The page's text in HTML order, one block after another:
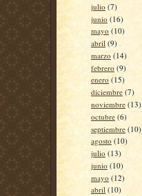
julio (7)
junio (16)
mayo (10)
abril (9)
marzo (14)
febrero (9)
enero (15)
diciembre (7)
noviembre (13)
octubre (6)
septiembre (10)
agosto (10)
julio (13)
junio (10)
mayo (12)
abril (10)